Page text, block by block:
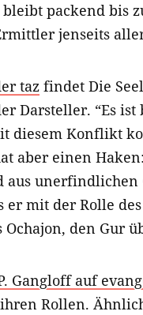
packend bis
jenseits
taz findet Die
Darsteller. “Es
diesem Konflikt
aber einen Haken:
aus
er mit der Rolle
den Gur
Gangloff auf
Rollen.